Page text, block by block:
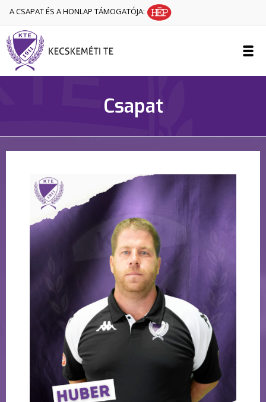
A CSAPAT ÉS A HONLAP TÁMOGATÓJA:
Csapat